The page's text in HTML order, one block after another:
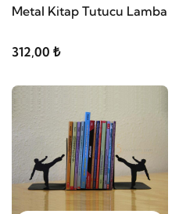
Metal Kitap Tutucu Lamba
312,00 ₺